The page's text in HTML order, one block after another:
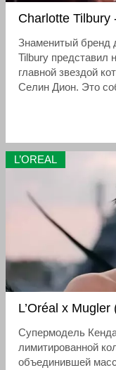
Charlotte Tilbury
Знаменитый бренд
Tilbury представил
главной звездой
Селин Дион. Это
активность
L’OREAL
L’Oréal x
Супермодель
лимитированной
объединившей